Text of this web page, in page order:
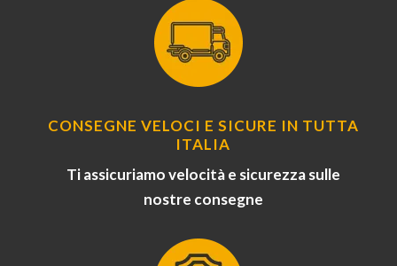
CONSEGNE VELOCI E SICURE IN TUTTA
ITALIA
Ti assicuriamo velocità e sicurezza sulle
nostre consegne